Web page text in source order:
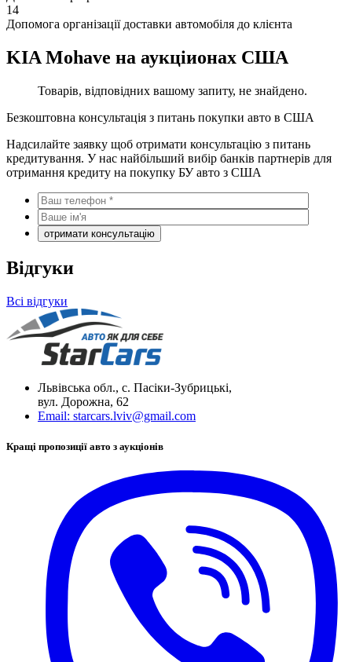
14
Допомога організації доставки автомобіля до клієнта
KIA Mohave на аукціионах США
Товарів, відповідних вашому запиту, не знайдено.
Безкоштовна консультація з питань покупки авто в США
Надсилайте заявку щоб отримати консультацію з питань
кредитування. У нас найбільший вибір банків партнерів для
отримання кредиту на покупку БУ авто з США
Відгуки
Всі відгуки
Львівська обл., с. Пасіки-Зубрицькі,
вул. Дорожна, 62
Email: starcars.lviv@gmail.com
Кращі пропозиції авто з аукціонів